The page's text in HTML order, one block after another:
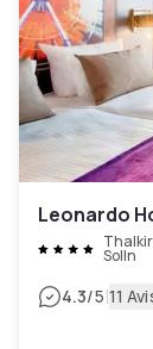
Leonardo
Solln
4.3/5|11